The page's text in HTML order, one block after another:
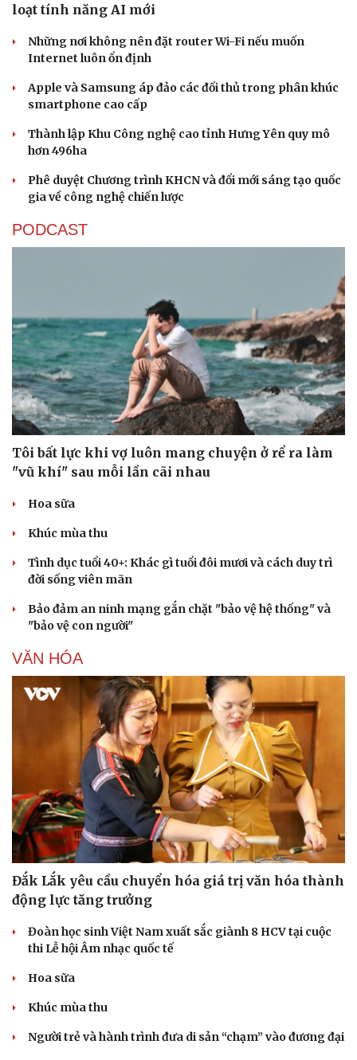
Cây thuốc
Sản phụ khoa
Nhi khoa
Nam khoa
Làm đẹp - giảm cân
Phòng mạch online
Ăn sạch sống khỏe
Blog
Tình yêu - Gia đình
loạt tính năng AI mới
Những nơi không nên đặt router Wi-Fi nếu muốn
Internet luôn ổn định
Apple và Samsung áp đảo các đối thủ trong phân khúc
smartphone cao cấp
Thành lập Khu Công nghệ cao tỉnh Hưng Yên quy mô
hơn 496ha
Phê duyệt Chương trình KHCN và đổi mới sáng tạo quốc
gia về công nghệ chiến lược
PODCAST
Tôi bất lực khi vợ luôn mang chuyện ở rể ra làm
"vũ khí" sau mỗi lần cãi nhau
Hoa sữa
Khúc mùa thu
Tình dục tuổi 40+: Khác gì tuổi đôi mươi và cách duy trì
đời sống viên mãn
Bảo đảm an ninh mạng gắn chặt "bảo vệ hệ thống" và
"bảo vệ con người"
VĂN HÓA
Đắk Lắk yêu cầu chuyển hóa giá trị văn hóa thành
động lực tăng trưởng
Đoàn học sinh Việt Nam xuất sắc giành 8 HCV tại cuộc
thi Lễ hội Âm nhạc quốc tế
Hoa sữa
Khúc mùa thu
Người trẻ và hành trình đưa di sản “chạm” vào đương đại